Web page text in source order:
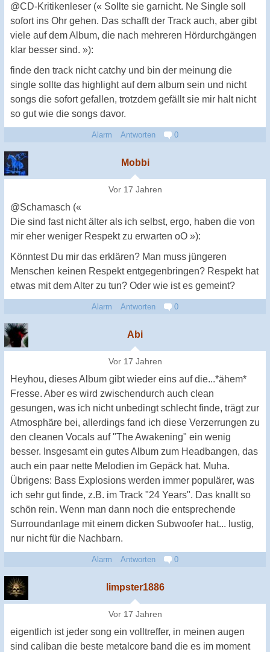
@CD-Kritikenleser (« Sollte sie garnicht. Ne Single soll
sofort ins Ohr gehen. Das schafft der Track auch, aber gibt
viele auf dem Album, die nach mehreren Hördurchgängen
klar besser sind. »):
finde den track nicht catchy und bin der meinung die
single sollte das highlight auf dem album sein und nicht
songs die sofort gefallen, trotzdem gefällt sie mir halt nicht
so gut wie die songs davor.
Alarm Antworten 0
Mobbi
Vor 17 Jahren
@Schamasch («
Die sind fast nicht älter als ich selbst, ergo, haben die von
mir eher weniger Respekt zu erwarten oO »):
Könntest Du mir das erklären? Man muss jüngeren
Menschen keinen Respekt entgegenbringen? Respekt hat
etwas mit dem Alter zu tun? Oder wie ist es gemeint?
Alarm Antworten 0
Abi
Vor 17 Jahren
Heyhou, dieses Album gibt wieder eins auf die...*ähem*
Fresse. Aber es wird zwischendurch auch clean
gesungen, was ich nicht unbedingt schlecht finde, trägt zur
Atmosphäre bei, allerdings fand ich diese Verzerrungen zu
den cleanen Vocals auf "The Awakening" ein wenig
besser. Insgesamt ein gutes Album zum Headbangen, das
auch ein paar nette Melodien im Gepäck hat. Muha.
Übrigens: Bass Explosions werden immer populärer, was
ich sehr gut finde, z.B. im Track "24 Years". Das knallt so
schön rein. Wenn man dann noch die entsprechende
Surroundanlage mit einem dicken Subwoofer hat... lustig,
nur nicht für die Nachbarn.
Alarm Antworten 0
limpster1886
Vor 17 Jahren
eigentlich ist jeder song ein volltreffer, in meinen augen
sind caliban die beste metalcore band die es im moment